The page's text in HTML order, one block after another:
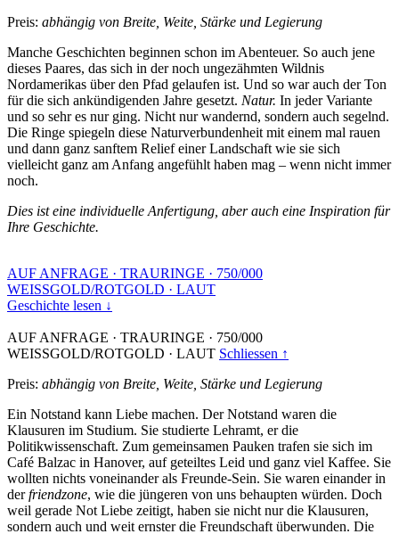
Preis: abhängig von Breite, Weite, Stärke und Legierung
Manche Geschichten beginnen schon im Abenteuer. So auch jene
dieses Paares, das sich in der noch ungezähmten Wildnis
Nordamerikas über den Pfad gelaufen ist. Und so war auch der Ton
für die sich ankündigenden Jahre gesetzt. Natur. In jeder Variante
und so sehr es nur ging. Nicht nur wandernd, sondern auch segelnd.
Die Ringe spiegeln diese Naturverbundenheit mit einem mal rauen
und dann ganz sanftem Relief einer Landschaft wie sie sich
vielleicht ganz am Anfang angefühlt haben mag – wenn nicht immer
noch.
Dies ist eine individuelle Anfertigung, aber auch eine Inspiration für
Ihre Geschichte.
AUF ANFRAGE · TRAURINGE · 750/000
WEISSGOLD/ROTGOLD · LAUT
Geschichte lesen ↓
AUF ANFRAGE · TRAURINGE · 750/000
WEISSGOLD/ROTGOLD · LAUT Schliessen ↑
Preis: abhängig von Breite, Weite, Stärke und Legierung
Ein Notstand kann Liebe machen. Der Notstand waren die
Klausuren im Studium. Sie studierte Lehramt, er die
Politikwissenschaft. Zum gemeinsamen Pauken trafen sie sich im
Café Balzac in Hanover, auf geteiltes Leid und ganz viel Kaffee. Sie
wollten nichts voneinander als Freunde-Sein. Sie waren einander in
derfriendzone, wie die jüngeren von uns behaupten würden. Doch
weil gerade Not Liebe zeitigt, haben sie nicht nur die Klausuren,
sondern auch und weit ernster die Freundschaft überwunden. Die